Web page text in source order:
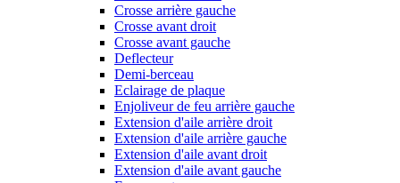
Crosse arrière gauche
Crosse avant droit
Crosse avant gauche
Deflecteur
Demi-berceau
Eclairage de plaque
Enjoliveur de feu arrière gauche
Extension d'aile arrière droit
Extension d'aile arrière gauche
Extension d'aile avant droit
Extension d'aile avant gauche